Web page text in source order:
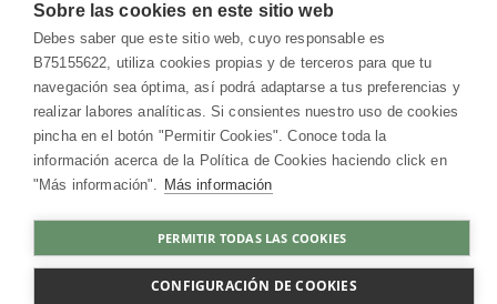
COMPRAR
HerbolarioWeb © 2026. All Rights Reserved
Sobre las cookies en este sitio web
Debes saber que este sitio web, cuyo responsable es
B75155622, utiliza cookies propias y de terceros para que tu
navegación sea óptima, así podrá adaptarse a tus preferencias y
realizar labores analíticas. Si consientes nuestro uso de cookies
pincha en el botón "Permitir Cookies". Conoce toda la
información acerca de la Política de Cookies haciendo click en
"Más información". Más información
PERMITIR TODAS LAS COOKIES
CONFIGURACIÓN DE COOKIES